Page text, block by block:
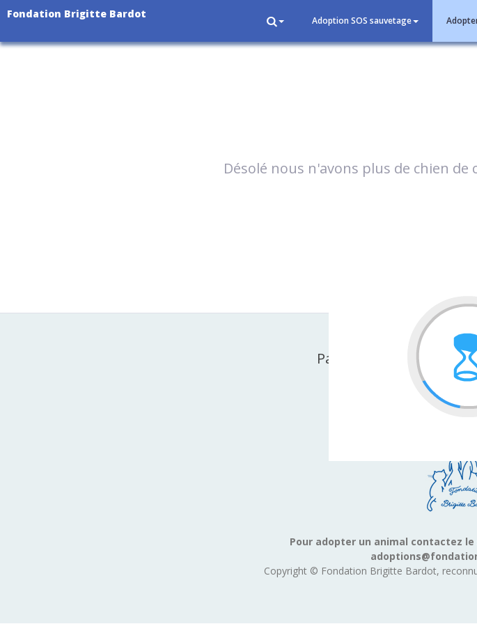
Fondation Brigitte Bardot
Adoption SOS sauvetage
Désolé nous n'avons plus de chien
Partager cette page
Pour adopter un animal contactez le
Copyright © Fondation Brigitte Bardot,